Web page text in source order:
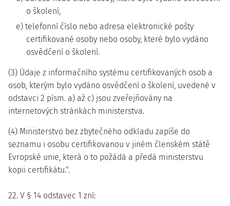
o školení,
e) telefonní číslo nebo adresa elektronické pošty
certifikované osoby nebo osoby, které bylo vydáno
osvědčení o školení.
(3) Údaje z informačního systému certifikovaných osob a
osob, kterým bylo vydáno osvědčení o školení, uvedené v
odstavci 2 písm. a) až c) jsou zveřejňovány na
internetových stránkách ministerstva.
(4) Ministerstvo bez zbytečného odkladu zapíše do
seznamu i osobu certifikovanou v jiném členském státě
Evropské unie, která o to požádá a předá ministerstvu
kopii certifikátu.".
22. V § 14 odstavec 1 zní: